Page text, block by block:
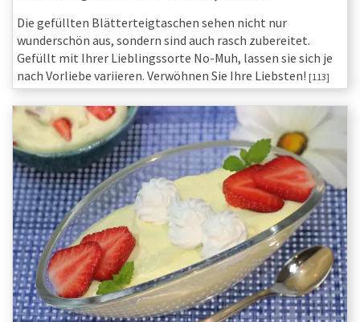
Die gefüllten Blätterteigtaschen sehen nicht nur
wunderschön aus, sondern sind auch rasch zubereitet.
Gefüllt mit Ihrer Lieblingssorte No-Muh, lassen sie sich je
nach Vorliebe variieren. Verwöhnen Sie Ihre Liebsten! [113]